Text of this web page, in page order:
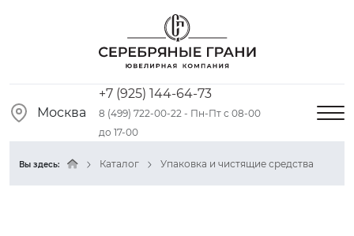
Москва
+7 (925) 144-64-73
8 (499) 722-00-22 - Пн-Пт с 08-00
до 17-00
Вы здесь: Каталог Упаковка и чистящие средства